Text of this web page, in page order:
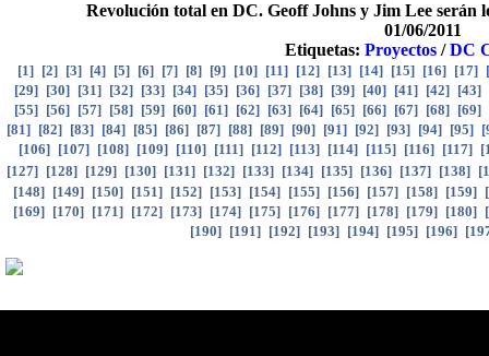
Revolución total en DC. Geoff Johns y Jim Lee serán
01/06/2011
Etiquetas:Proyectos /DC
[1] [2] [3] [4] [5] [6] [7] [8] [9] [10] [11] [12] [13] [14] [15] [16] [17] [
[29] [30] [31] [32] [33] [34] [35] [36] [37] [38] [39] [40] [41] [42] [43]
[55] [56] [57] [58] [59] [60] [61] [62] [63] [64] [65] [66] [67] [68] [69]
[81] [82] [83] [84] [85] [86] [87] [88] [89] [90] [91] [92] [93] [94] [95] [
[106] [107] [108] [109] [110] [111] [112] [113] [114] [115] [116] [117] [
[127] [128] [129] [130] [131] [132] [133] [134] [135] [136] [137] [138] [
[148] [149] [150] [151] [152] [153] [154] [155] [156] [157] [158] [159] [
[169] [170] [171] [172] [173] [174] [175] [176] [177] [178] [179] [180] [
[190] [191] [192] [193] [194] [195] [196] [